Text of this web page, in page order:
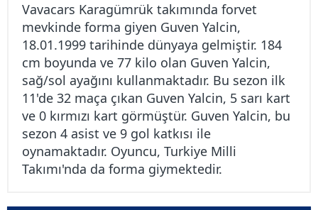
Vavacars Karagümrük takımında forvet
mevkinde forma giyen Guven Yalcin,
18.01.1999 tarihinde dünyaya gelmiştir. 184
cm boyunda ve 77 kilo olan Guven Yalcin,
sağ/sol ayağını kullanmaktadır. Bu sezon ilk
11'de 32 maça çıkan Guven Yalcin, 5 sarı kart
ve 0 kırmızı kart görmüştür. Guven Yalcin, bu
sezon 4 asist ve 9 gol katkısı ile
oynamaktadır. Oyuncu, Turkiye Milli
Takımı'nda da forma giymektedir.